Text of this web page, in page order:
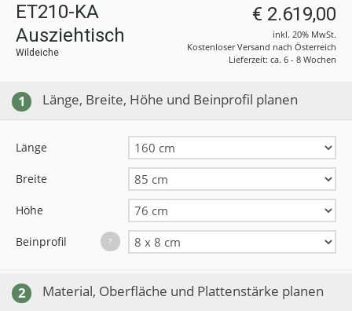
ET210-KA
Ausziehtisch
Wildeiche
€ 2.619,00
inkl. 20% MwSt.
Kostenloser Versand nach Österreich
Lieferzeit: ca. 6 - 8 Wochen
1 Länge, Breite, Höhe und Beinprofil planen
Länge
Breite
Höhe
Beinprofil ?
2 Material, Oberfläche und Plattenstärke planen